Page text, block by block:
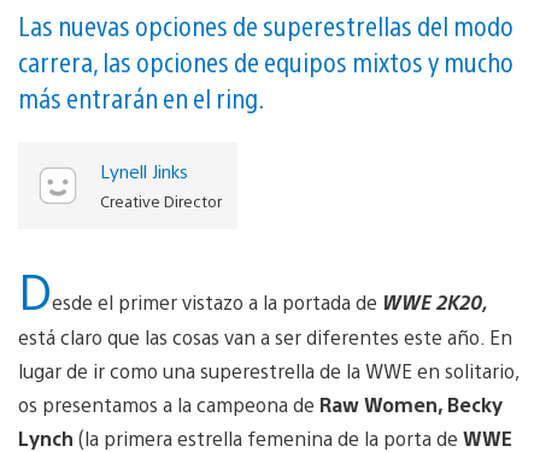
el
22
de
octubre
Las nuevas opciones de superestrellas del modo
carrera, las opciones de equipos mixtos y mucho
más entrarán en el ring.
Lynell Jinks
Creative Director
Desde el primer vistazo a la portada de WWE 2K20,
está claro que las cosas van a ser diferentes este año. En
lugar de ir como una superestrella de la WWE en solitario,
os presentamos a la campeona de Raw Women, Becky
Lynch (la primera estrella femenina de la porta de WWE